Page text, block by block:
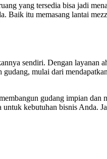
yang tersedia bisa jadi
Baik itu memasang lantai
sendiri. Dengan layanan
mulai dari
gudang impian dan
kebutuhan bisnis Anda.